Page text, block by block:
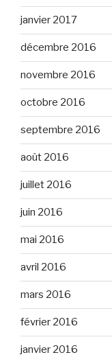
janvier 2017
décembre 2016
novembre 2016
octobre 2016
septembre 2016
août 2016
juillet 2016
juin 2016
mai 2016
avril 2016
mars 2016
février 2016
janvier 2016